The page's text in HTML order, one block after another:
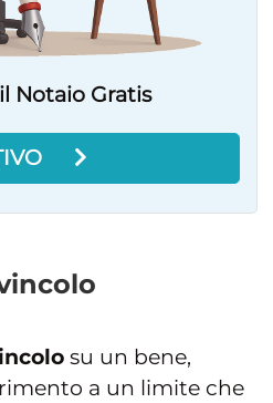
Notaio Gratis
su un bene,
a un limite che